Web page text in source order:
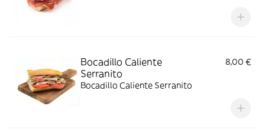
Bocadillo Caliente
Serranito
8,00 €
Bocadillo Caliente Serranito